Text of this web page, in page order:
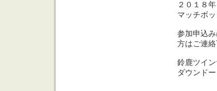
２０１８
マッチボ
参加申込
方はご連
鈴鹿ツイ
ダウンド